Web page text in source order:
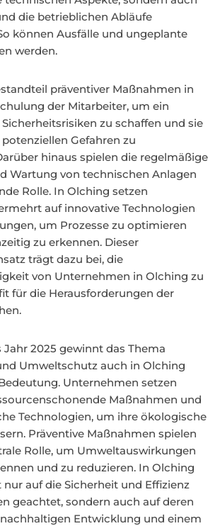
die betrieblichen Abläufe
können Ausfälle und ungeplante
werden.
präventiver Maßnahmen in
der Mitarbeiter, um ein
zu schaffen und sie
Gefahren zu
hinaus spielen die regelmäßige
Wartung von technischen Anlagen
Rolle. In Olching setzen
auf innovative Technologien
um Prozesse zu optimieren
zu erkennen. Dieser
trägt dazu bei, die
von Unternehmen in Olching zu
für die Herausforderungen der
Jahr 2025 gewinnt das Thema
Umweltschutz auch in Olching
Unternehmen setzen
Maßnahmen und
Technologien, um ihre ökologische
Präventive Maßnahmen spielen
Rolle, um Umweltauswirkungen
und zu reduzieren. In Olching
auf die Sicherheit und Effizienz
geachtet, sondern auch auf deren
Entwicklung und einem